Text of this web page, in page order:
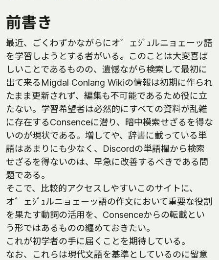
前書き
最近、ごくわずかながらにオ゛ェｼﾞｭルニョェーッ語
を学習しようとする者がいる。このことは大変喜ば
しいことであるものの、遺憾ながら検索して最初に
出て来るMigdal Conlang Wikiの情報は初期に作られ
たまま更新されず、編集も不可能であるため役に立
たない。学習希望者は必然的にすべての資料が乱雑
に存在するConsenceに潜り、暗中模索せざるを得な
いのが現状である。増してや、辞書に載っている単
語はあまりにも少なく、Discordの単語欄から検索
せざるを得ないのは、早急に改善するべきである問
題である。
そこで、比較的アクセスしやすいこのサイトに、
オ゛ェｼﾞｭルニョェーッ語の作文において重要な役割
を果たす動詞の活用を、Consenceからの転載とい
う形ではあるものの纏めておきたい。
これが初学者の手に届くことを期待している。
なお、これらは現代文語を基準としているのに留意